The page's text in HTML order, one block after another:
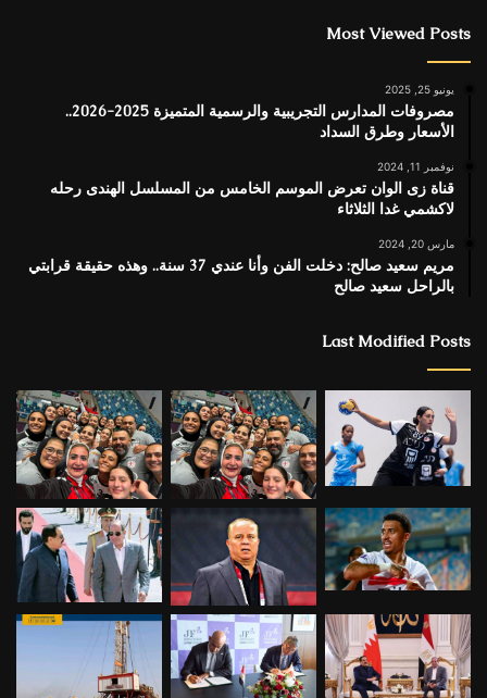
Most Viewed Posts
يونيو 25, 2025
مصروفات المدارس التجريبية والرسمية المتميزة 2025-2026..
الأسعار وطرق السداد
نوفمبر 11, 2024
قناة زى الوان تعرض الموسم الخامس من المسلسل الهندى رحله
لاكشمي غدا الثلاثاء
مارس 20, 2024
مريم سعيد صالح: دخلت الفن وأنا عندي 37 سنة.. وهذه حقيقة قرابتي
بالراحل سعيد صالح
Last Modified Posts